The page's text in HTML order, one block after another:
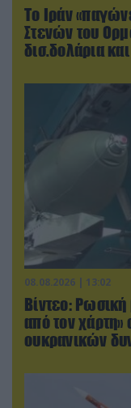
Το Ιράν
Στενών του
δισ.δολάρια
08.08.2026 | 13:02
Βίντεο:
από τον
ουκρανικών